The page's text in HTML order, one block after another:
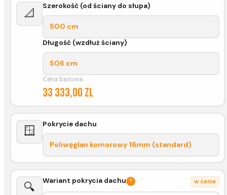
📐
Szerokość (od ściany do słupa)
500 cm
Długość (wzdłuż ściany)
506 cm
Cena bazowa
33 333,00 zl
🪟 Pokrycie dachu
Poliwęglan komorowy 16mm (standard)
🔍 Wariant pokrycia dachu ? w cenie